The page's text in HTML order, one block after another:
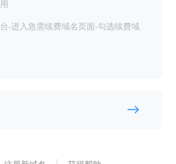
-进入急需续费域名页面-勾选续费域